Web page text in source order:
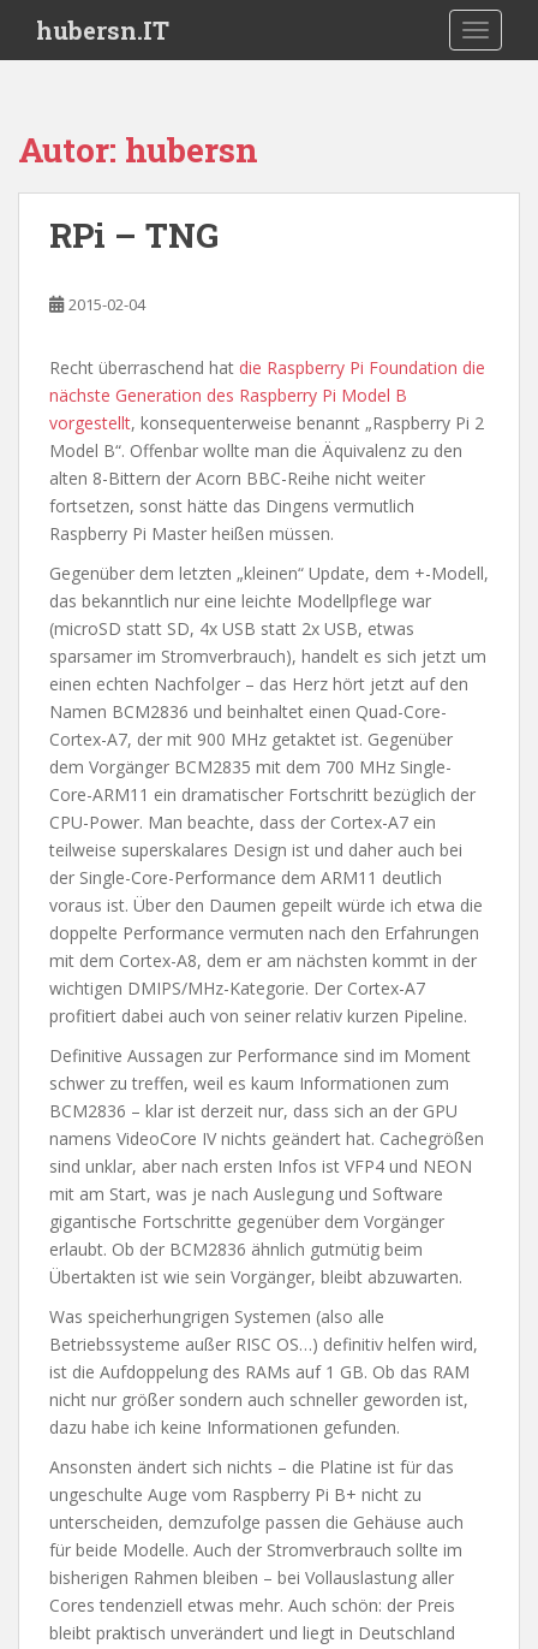
i
hubersn.IT
Autor: hubersn
RPi – TNG
2015-02-04
Recht überraschend hat die Raspberry Pi Foundation die
nächste Generation des Raspberry Pi Model B
vorgestellt, konsequenterweise benannt „Raspberry Pi 2
Model B“. Offenbar wollte man die Äquivalenz zu den
alten 8-Bittern der Acorn BBC-Reihe nicht weiter
fortsetzen, sonst hätte das Dingens vermutlich
Raspberry Pi Master heißen müssen.
Gegenüber dem letzten „kleinen“ Update, dem +-Modell,
das bekanntlich nur eine leichte Modellpflege war
(microSD statt SD, 4x USB statt 2x USB, etwas
sparsamer im Stromverbrauch), handelt es sich jetzt um
einen echten Nachfolger – das Herz hört jetzt auf den
Namen BCM2836 und beinhaltet einen Quad-Core-
Cortex-A7, der mit 900 MHz getaktet ist. Gegenüber
dem Vorgänger BCM2835 mit dem 700 MHz Single-
Core-ARM11 ein dramatischer Fortschritt bezüglich der
CPU-Power. Man beachte, dass der Cortex-A7 ein
teilweise superskalares Design ist und daher auch bei
der Single-Core-Performance dem ARM11 deutlich
voraus ist. Über den Daumen gepeilt würde ich etwa die
doppelte Performance vermuten nach den Erfahrungen
mit dem Cortex-A8, dem er am nächsten kommt in der
wichtigen DMIPS/MHz-Kategorie. Der Cortex-A7
profitiert dabei auch von seiner relativ kurzen Pipeline.
Definitive Aussagen zur Performance sind im Moment
schwer zu treffen, weil es kaum Informationen zum
BCM2836 – klar ist derzeit nur, dass sich an der GPU
namens VideoCore IV nichts geändert hat. Cachegrößen
sind unklar, aber nach ersten Infos ist VFP4 und NEON
mit am Start, was je nach Auslegung und Software
gigantische Fortschritte gegenüber dem Vorgänger
erlaubt. Ob der BCM2836 ähnlich gutmütig beim
Übertakten ist wie sein Vorgänger, bleibt abzuwarten.
Was speicherhungrigen Systemen (also alle
Betriebssysteme außer RISC OS…) definitiv helfen wird,
ist die Aufdoppelung des RAMs auf 1 GB. Ob das RAM
nicht nur größer sondern auch schneller geworden ist,
dazu habe ich keine Informationen gefunden.
Ansonsten ändert sich nichts – die Platine ist für das
ungeschulte Auge vom Raspberry Pi B+ nicht zu
unterscheiden, demzufolge passen die Gehäuse auch
für beide Modelle. Auch der Stromverbrauch sollte im
bisherigen Rahmen bleiben – bei Vollauslastung aller
Cores tendenziell etwas mehr. Auch schön: der Preis
bleibt praktisch unverändert und liegt in Deutschland